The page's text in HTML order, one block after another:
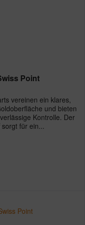
Point
vereinen ein klares,
und bieten
Kontrolle. Der
für ein...